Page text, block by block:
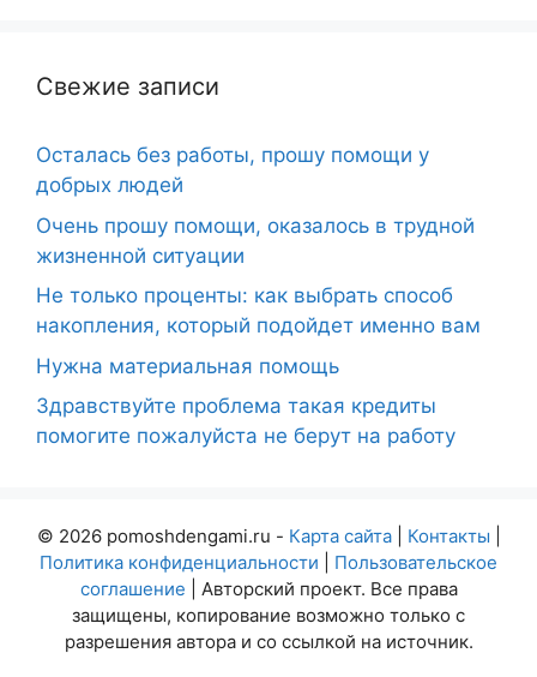
Свежие записи
Осталась без работы, прошу помощи у
добрых людей
Очень прошу помощи, оказалось в трудной
жизненной ситуации
Не только проценты: как выбрать способ
накопления, который подойдет именно вам
Нужна материальная помощь
Здравствуйте проблема такая кредиты
помогите пожалуйста не берут на работу
© 2026 pomoshdengami.ru - Карта сайта| Контакты
Политика конфиденциальности
Пользовательское
соглашение | Авторский проект. Все права
защищены, копирование возможно только с
разрешения автора и со ссылкой на источник.